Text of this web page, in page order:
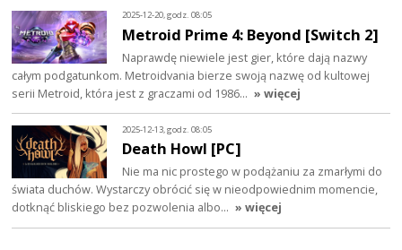
2025-12-20, godz. 08:05
Metroid Prime 4: Beyond [Switch 2]
Naprawdę niewiele jest gier, które dają nazwy
całym podgatunkom. Metroidvania bierze swoją nazwę od kultowej
serii Metroid, która jest z graczami od 1986… » więcej
2025-12-13, godz. 08:05
Death Howl [PC]
Nie ma nic prostego w podążaniu za zmarłymi do
świata duchów. Wystarczy obrócić się w nieodpowiednim momencie,
dotknąć bliskiego bez pozwolenia albo… » więcej